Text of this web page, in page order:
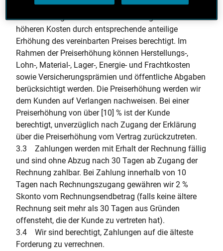
den Vertragsgegenstand bei uns eingetreten, so sind
wir nach billigem Ermessen zur Weitergabe der
höheren Kosten durch entsprechende anteilige
Erhöhung des vereinbarten Preises berechtigt. Im
Rahmen der Preiserhöhung können Herstellungs-,
Lohn-, Material-, Lager-, Energie- und Frachtkosten
sowie Versicherungsprämien und öffentliche Abgaben
berücksichtigt werden. Die Preiserhöhung werden wir
dem Kunden auf Verlangen nachweisen. Bei einer
Preiserhöhung von über [10] % ist der Kunde
berechtigt, unverzüglich nach Zugang der Erklärung
über die Preiserhöhung vom Vertrag zurückzutreten.
3.3 Zahlungen werden mit Erhalt der Rechnung fällig
und sind ohne Abzug nach 30 Tagen ab Zugang der
Rechnung zahlbar. Bei Zahlung innerhalb von 10
Tagen nach Rechnungszugang gewähren wir 2 %
Skonto vom Rechnungsendbetrag (falls keine ältere
Rechnung seit mehr als 30 Tagen aus Gründen
offensteht, die der Kunde zu vertreten hat).
3.4 Wir sind berechtigt, Zahlungen auf die älteste
Forderung zu verrechnen.